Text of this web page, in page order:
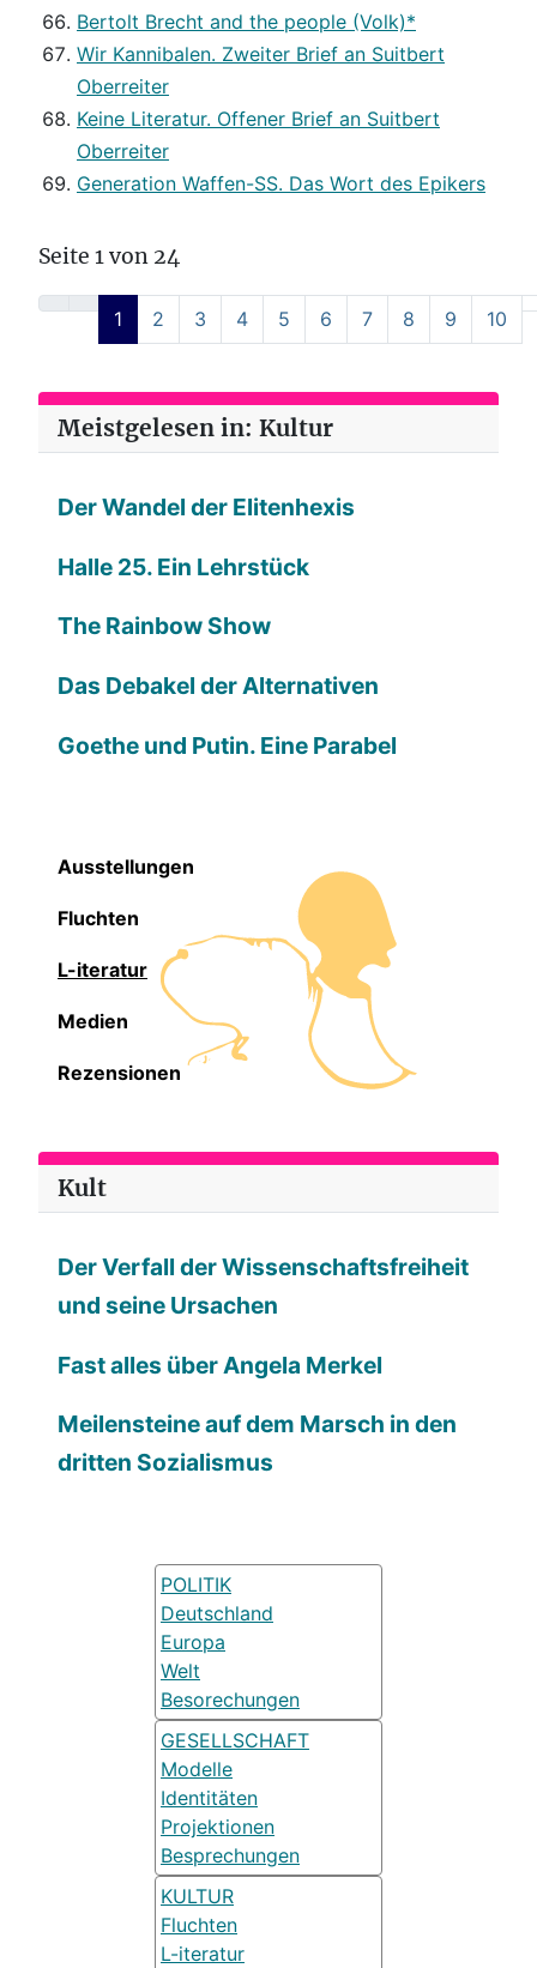
Bertolt Brecht and the people (Volk)*
Wir Kannibalen. Zweiter Brief an Suitbert
Oberreiter
Keine Literatur. Offener Brief an Suitbert
Oberreiter
Generation Waffen-SS. Das Wort des Epikers
Seite 1 von 24
1 2 3 4 5 6 7 8 9 10
Meistgelesen in: Kultur
Der Wandel der Elitenhexis
Halle 25. Ein Lehrstück
The Rainbow Show
Das Debakel der Alternativen
Goethe und Putin. Eine Parabel
Ausstellungen
Fluchten
L-iteratur
Medien
Rezensionen
Kult
Der Verfall der Wissenschaftsfreiheit
und seine Ursachen
Fast alles über Angela Merkel
Meilensteine auf dem Marsch in den
dritten Sozialismus
POLITIK
Deutschland
Europa
Welt
Besorechungen
GESELLSCHAFT
Modelle
Identitäten
Projektionen
Besprechungen
KULTUR
Fluchten
L-iteratur